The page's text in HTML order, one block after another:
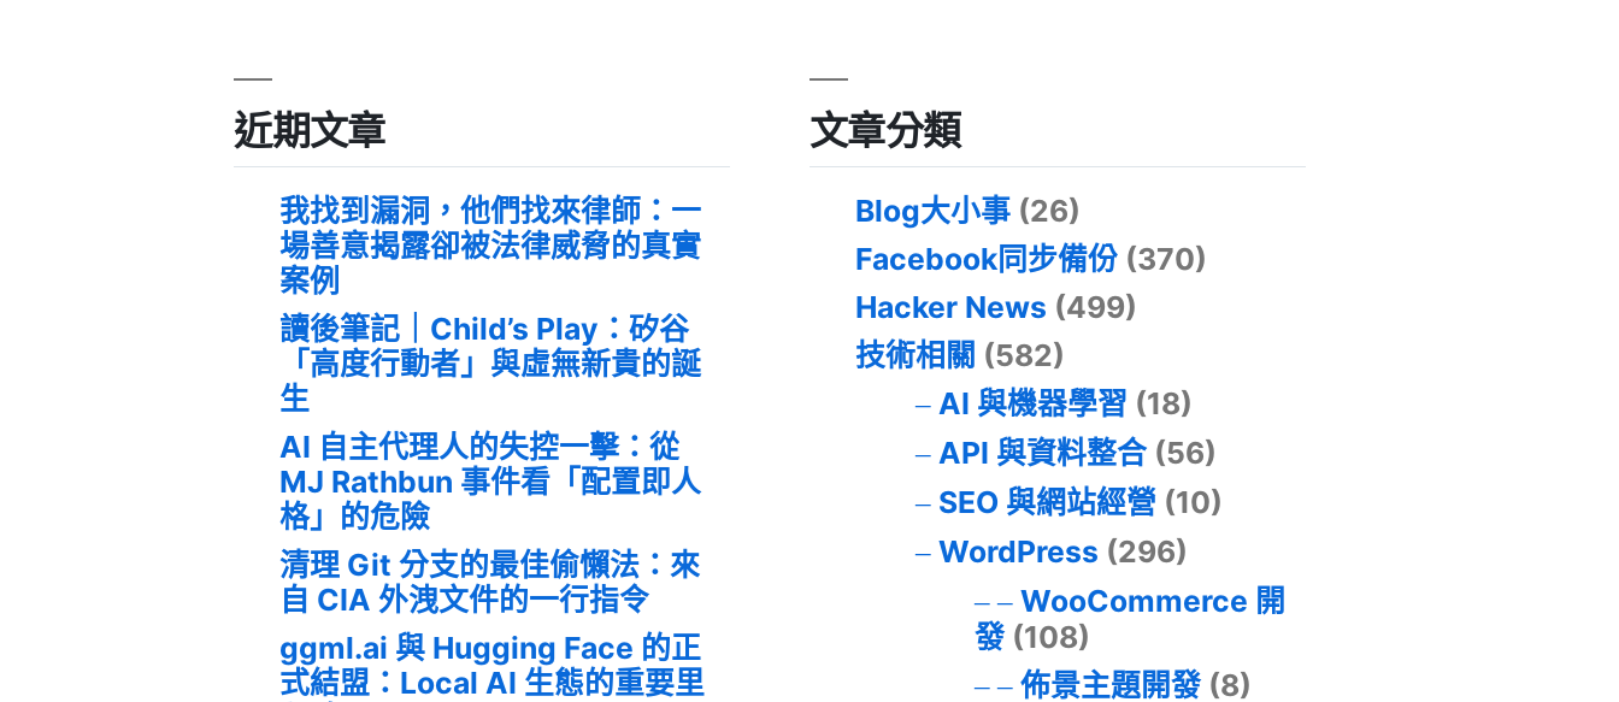
近期文章
我找到漏洞，他們找來律師：一
場善意揭露卻被法律威脅的真實
案例
讀後筆記｜Child’s Play：矽谷
「高度行動者」與虛無新貴的誕
生
AI 自主代理人的失控一擊：從
MJ Rathbun 事件看「配置即人
格」的危險
清理 Git 分支的最佳偷懶法：來
自 CIA 外洩文件的一行指令
ggml.ai 與 Hugging Face 的正
式結盟：Local AI 生態的重要里
文章分類
Blog大小事 (26)
Facebook同步備份 (370)
Hacker News (499)
技術相關 (582)
AI 與機器學習 (18)
API 與資料整合(56)
SEO 與網站經營 (10)
WordPress (296)
WooCommerce 開
發(108)
佈景主題開發(8)